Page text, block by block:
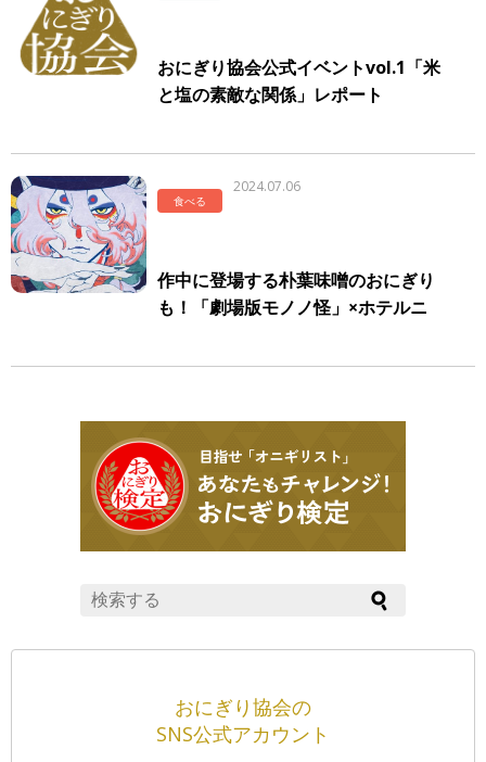
おにぎり協会公式イベントvol.1「米
と塩の素敵な関係」レポート
食べる
2024.07.06
作中に登場する朴葉味噌のおにぎり
も！「劇場版モノノ怪」×ホテルニ
だわりコラボ登場
おにぎり協会の
SNS公式アカウント